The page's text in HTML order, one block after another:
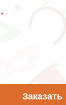
Заказать